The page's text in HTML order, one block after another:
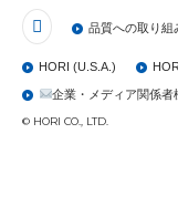
品質への取り組
HORI (U.S.A.)
企業・メディア関係者
© HORI CO., LTD.